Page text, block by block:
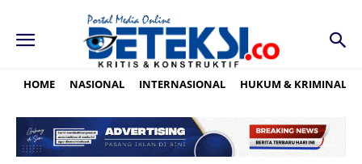
HOME NASIONAL INTERNASIONAL HUKUM & KRIMINAL